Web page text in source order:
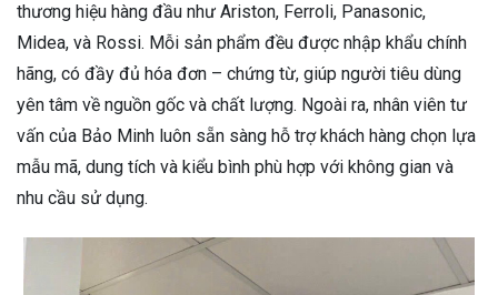
thương hiệu hàng đầu như Ariston, Ferroli, Panasonic,
Midea, và Rossi. Mỗi sản phẩm đều được nhập khẩu chính
hãng, có đầy đủ hóa đơn – chứng từ, giúp người tiêu dùng
yên tâm về nguồn gốc và chất lượng. Ngoài ra, nhân viên tư
vấn của Bảo Minh luôn sẵn sàng hỗ trợ khách hàng chọn lựa
mẫu mã, dung tích và kiểu bình phù hợp với không gian và
nhu cầu sử dụng.